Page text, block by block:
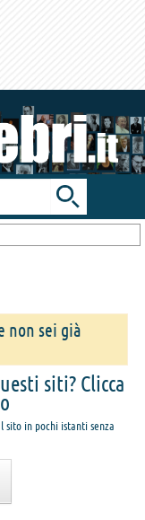
Toggle
search
bar
non sei già
siti? Clicca
sito in pochi istanti senza